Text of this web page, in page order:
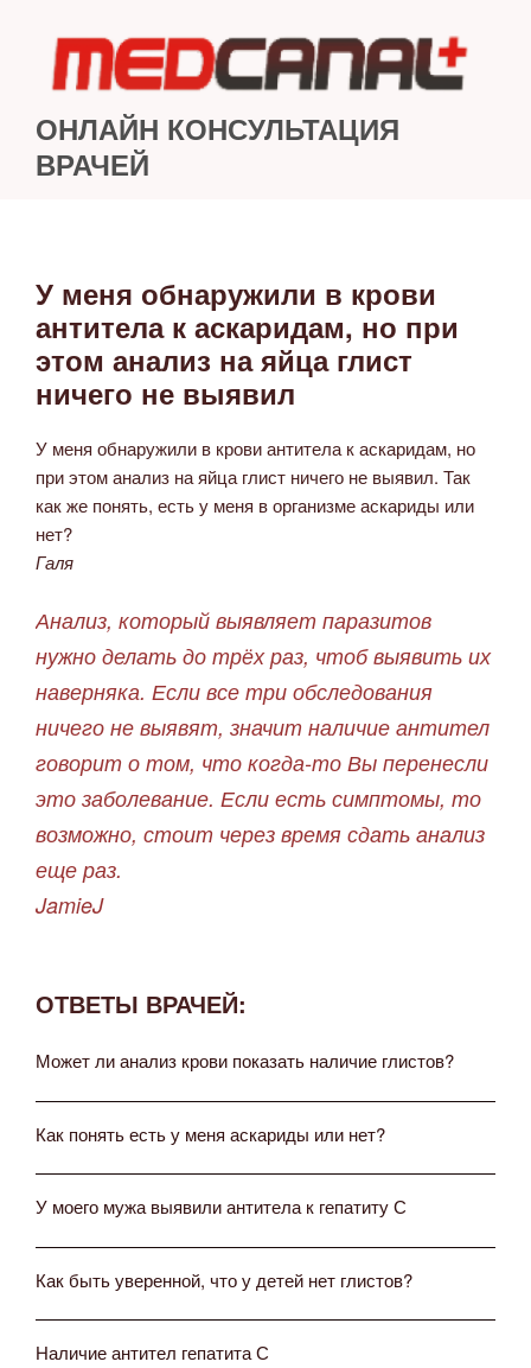
содержимому
ОНЛАЙН КОНСУЛЬТАЦИЯ
ВРАЧЕЙ
ОПУБЛИКОВАНО
У меня обнаружили в крови
антитела к аскаридам, но при
этом анализ на яйца глист
ничего не выявил
У меня обнаружили в крови антитела к аскаридам, но
при этом анализ на яйца глист ничего не выявил. Так
как же понять, есть у меня в организме аскариды или
нет?
Галя
Анализ, который выявляет паразитов
нужно делать до трёх раз, чтоб выявить их
наверняка. Если все три обследования
ничего не выявят, значит наличие антител
говорит о том, что когда-то Вы перенесли
это заболевание. Если есть симптомы, то
возможно, стоит через время сдать анализ
еще раз.
JamieJ
ОТВЕТЫ ВРАЧЕЙ:
Может ли анализ крови показать наличие глистов?
Как понять есть у меня аскариды или нет?
У моего мужа выявили антитела к гепатиту С
Как быть уверенной, что у детей нет глистов?
Наличие антител гепатита С